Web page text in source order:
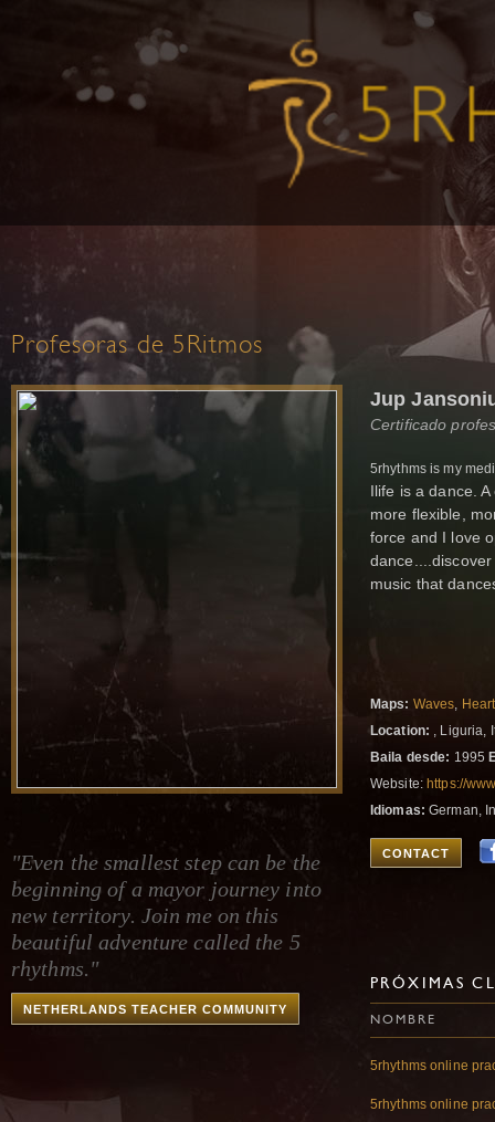
Profesoras de 5Ritmos
"Even the smallest step can be the
beginning of a mayor journey into
new territory. Join me on this
beautiful adventure called the 5
rhythms."
NETHERLANDS TEACHER COMMUNITY
Jup
Certificado
5rhythms is my
Ilife is a dance.
more flexible,
force and I love
music that
Maps: Waves
Location: , Liguria,
Baila desde: 1995
Website:https://
Idiomas: German,
CONTACT
PRÓXIMAS
NOMBRE
5rhythms online
5rhythms online